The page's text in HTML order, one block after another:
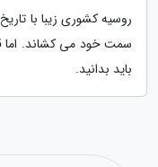
روسیه کشوری زیبا با
سمت خود می کشاند. اما
باید بدانید.